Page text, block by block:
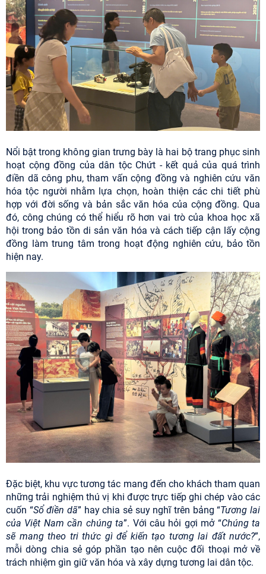
Nổi bật trong không gian trưng bày là hai bộ trang phục sinh
hoạt cộng đồng của dân tộc Chứt - kết quả của quá trình
điền dã công phu, tham vấn cộng đồng và nghiên cứu văn
hóa tộc người nhằm lựa chọn, hoàn thiện các chi tiết phù
hợp với đời sống và bản sắc văn hóa của cộng đồng. Qua
đó, công chúng có thể hiểu rõ hơn vai trò của khoa học xã
hội trong bảo tồn di sản văn hóa và cách tiếp cận lấy cộng
đồng làm trung tâm trong hoạt động nghiên cứu, bảo tồn
hiện nay.
Đặc biệt, khu vực tương tác mang đến cho khách tham quan
những trải nghiệm thú vị khi được trực tiếp ghi chép vào các
cuốn “Sổ điền dã” hay chia sẻ suy nghĩ trên bảng “Tương lai
của Việt Nam cần chúng ta”. Với câu hỏi gợi mở “Chúng ta
sẽ mang theo tri thức gì để kiến tạo tương lai đất nước?”,
mỗi dòng chia sẻ góp phần tạo nên cuộc đối thoại mở về
trách nhiệm gìn giữ văn hóa và xây dựng tương lai dân tộc.